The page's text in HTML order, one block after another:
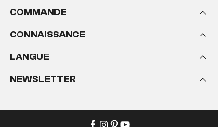
COMMANDE
CONNAISSANCE
LANGUE
NEWSLETTER